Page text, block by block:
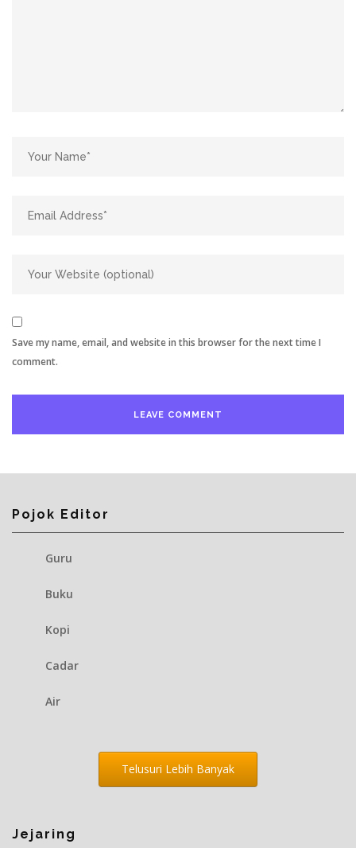
Save my name, email, and website in this browser for the next time I
comment.
Pojok Editor
Guru
Buku
Kopi
Cadar
Air
Telusuri Lebih Banyak
Jejaring